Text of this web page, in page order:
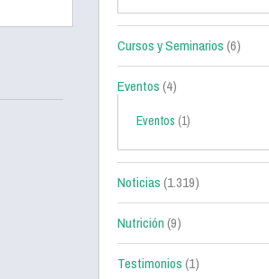
Cursos y Seminarios(6)
Eventos(4)
Eventos (1)
Noticias(1.319)
Nutrición(9)
Testimonios(1)